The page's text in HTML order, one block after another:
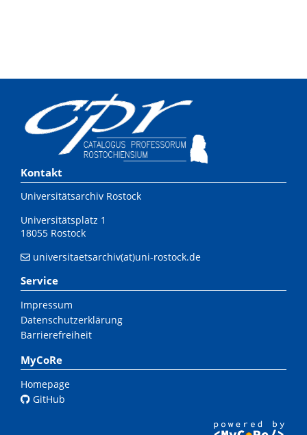
Kontakt
Universitätsarchiv Rostock
Universitätsplatz 1
18055 Rostock
universitaetsarchiv(at)uni-rostock.de
Service
Impressum
Datenschutzerklärung
Barrierefreiheit
MyCoRe
Homepage
GitHub